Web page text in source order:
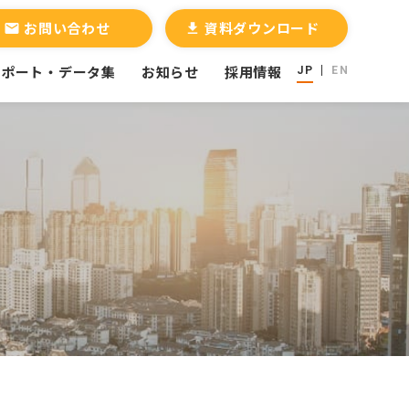
ート・データ集 お知らせ 採用情報 JP EN
email お問い合わせ file_download 資料ダウンロード